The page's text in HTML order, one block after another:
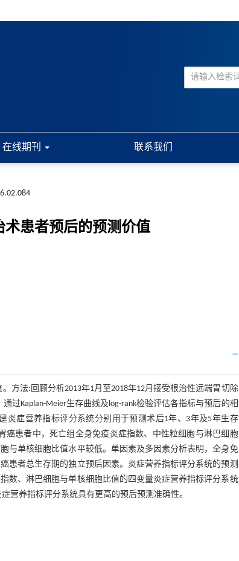
在线期刊 联系我们
患者预后的预测价值
方法:回顾分析2013年1月至2018年12月接受根治性远端胃切除
过Kaplan-Meier生存曲线及log-rank检验评估各指标与预后的相
炎症营养指标评分系统分别用于预测术后1年、3年及5年生存
癌患者中，死亡组全身免疫炎症指数、中性粒细胞与淋巴细胞
与单核细胞比值水平较低。单因素及多因素分析表明，全身免
患者总生存期的独立预后因素。炎症营养指标评分系统的预测
数、淋巴细胞与单核细胞比值的四变量炎症营养指标评分系统
营养指标评分系统具有更高的预后预测准确性。